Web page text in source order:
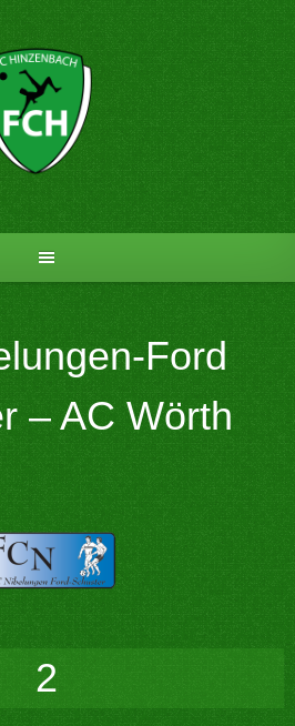
Ford
– AC Wörth
2